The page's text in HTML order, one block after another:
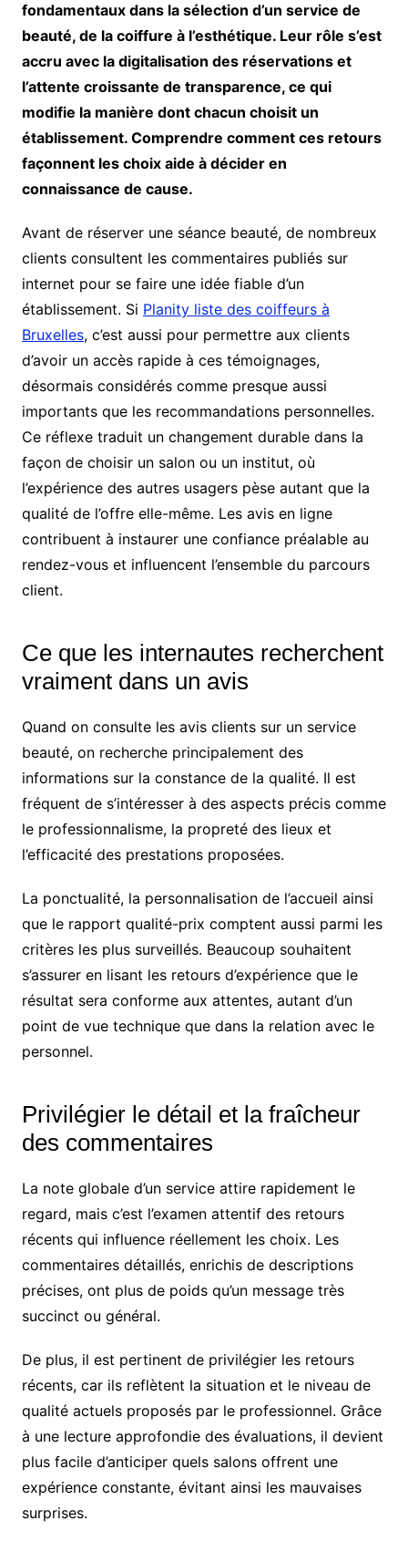
fondamentaux dans la sélection d’un service de
beauté, de la coiffure à l’esthétique. Leur rôle s’est
accru avec la digitalisation des réservations et
l’attente croissante de transparence, ce qui
modifie la manière dont chacun choisit un
établissement. Comprendre comment ces retours
façonnent les choix aide à décider en
connaissance de cause.
Avant de réserver une séance beauté, de nombreux
clients consultent les commentaires publiés sur
internet pour se faire une idée fiable d’un
établissement. Si Planity liste des coiffeurs à
Bruxelles, c’est aussi pour permettre aux clients
d’avoir un accès rapide à ces témoignages,
désormais considérés comme presque aussi
importants que les recommandations personnelles.
Ce réflexe traduit un changement durable dans la
façon de choisir un salon ou un institut, où
l’expérience des autres usagers pèse autant que la
qualité de l’offre elle-même. Les avis en ligne
contribuent à instaurer une confiance préalable au
rendez-vous et influencent l’ensemble du parcours
client.
Ce que les internautes recherchent
vraiment dans un avis
Quand on consulte les avis clients sur un service
beauté, on recherche principalement des
informations sur la constance de la qualité. Il est
fréquent de s’intéresser à des aspects précis comme
le professionnalisme, la propreté des lieux et
l’efficacité des prestations proposées.
La ponctualité, la personnalisation de l’accueil ainsi
que le rapport qualité-prix comptent aussi parmi les
critères les plus surveillés. Beaucoup souhaitent
s’assurer en lisant les retours d’expérience que le
résultat sera conforme aux attentes, autant d’un
point de vue technique que dans la relation avec le
personnel.
Privilégier le détail et la fraîcheur
des commentaires
La note globale d’un service attire rapidement le
regard, mais c’est l’examen attentif des retours
récents qui influence réellement les choix. Les
commentaires détaillés, enrichis de descriptions
précises, ont plus de poids qu’un message très
succinct ou général.
De plus, il est pertinent de privilégier les retours
récents, car ils reflètent la situation et le niveau de
qualité actuels proposés par le professionnel. Grâce
à une lecture approfondie des évaluations, il devient
plus facile d’anticiper quels salons offrent une
expérience constante, évitant ainsi les mauvaises
surprises.